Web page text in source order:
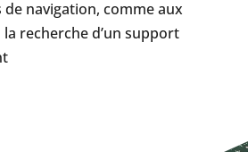
de navigation, comme aux
recherche d’un support